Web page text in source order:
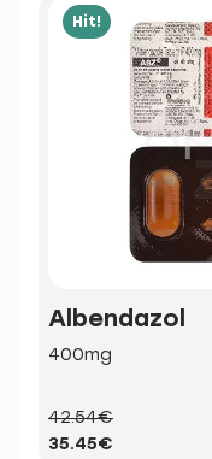
Hit!
Albendazol
400mg
42.54€
35.45€